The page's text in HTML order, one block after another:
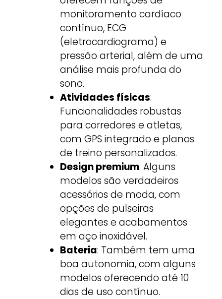
monitoramento cardíaco
contínuo, ECG
(eletrocardiograma) e
pressão arterial, além de uma
análise mais profunda do
sono.
Atividades físicas:
Funcionalidades robustas
para corredores e atletas,
com GPS integrado e planos
de treino personalizados.
Design premium: Alguns
modelos são verdadeiros
acessórios de moda, com
opções de pulseiras
elegantes e acabamentos
em aço inoxidável.
Bateria: Também tem uma
boa autonomia, com alguns
modelos oferecendo até 10
dias de uso contínuo.